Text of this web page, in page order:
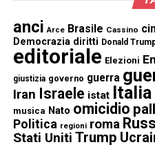
anci Arce Brasile Cassino
Democrazia diritti Donald
editoriale Elezioni
giustizia governo guerra
Iran Israele istat Italia
musica Nato omicidio
Politica regioni roma
Stati Uniti Trump